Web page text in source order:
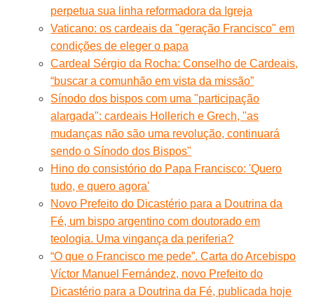
perpetua sua linha reformadora da Igreja
Vaticano: os cardeais da "geração Francisco" em
condições de eleger o papa
Cardeal Sérgio da Rocha: Conselho de Cardeais,
“buscar a comunhão em vista da missão”
Sínodo dos bispos com uma "participação
alargada": cardeais Hollerich e Grech, "as
mudanças não são uma revolução, continuará
sendo o Sínodo dos Bispos"
Hino do consistório do Papa Francisco: 'Quero
tudo, e quero agora'
Novo Prefeito do Dicastério para a Doutrina da
Fé, um bispo argentino com doutorado em
teologia. Uma vingança da periferia?
“O que o Francisco me pede”. Carta do Arcebispo
Víctor Manuel Fernández, novo Prefeito do
Dicastério para a Doutrina da Fé, publicada hoje